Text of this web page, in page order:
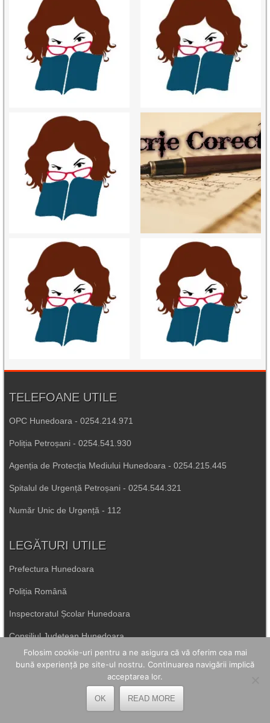
TELEFOANE UTILE
OPC Hunedoara - 0254.214.971
Poliția Petroșani - 0254.541.930
Agenția de Protecția Mediului Hunedoara - 0254.215.445
Spitalul de Urgență Petroșani - 0254.544.321
Număr Unic de Urgență - 112
LEGĂTURI UTILE
Prefectura Hunedoara
Poliția Română
Inspectoratul Școlar Hunedoara
Consiliul Județean Hunedoara
Primăria Petrila
Folosim cookie-uri pentru a ne asigura că vă oferim cea mai
bună experiență pe site-ul nostru. Continuarea navigării implică
acceptarea lor.
OK READ MORE